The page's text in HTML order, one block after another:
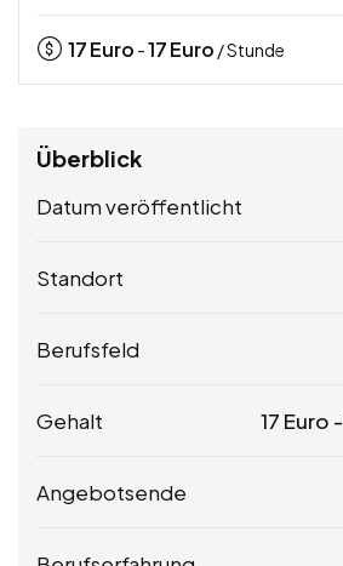
17Euro -17Euro / Stunde
Überblick
Datum veröffentlicht
Standort
Berufsfeld
Gehalt 17 Euro -
Angebotsende